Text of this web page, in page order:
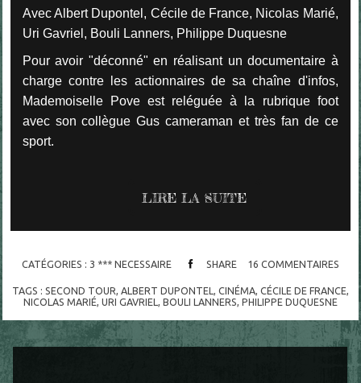
Avec Albert Dupontel, Cécile de France, Nicolas Marié,
Uri Gavriel, Bouli Lanners, Philippe Duquesne
Pour avoir "déconné" en réalisant un documentaire à
charge contre les actionnaires de sa chaîne d'infos,
Mademoiselle Pove est reléguée à la rubrique foot
avec son collègue Gus cameraman et très fan de ce
sport.
LIRE LA SUITE
CATÉGORIES : 3 *** NECESSAIRE SHARE 16 COMMENTAIRES
TAGS : SECOND TOUR ALBERT DUPONTEL CINÉMA, CÉCILE DE FRANCE
NICOLAS MARIÉ URI GAVRIEL BOULI LANNERS PHILIPPE DUQUESNE